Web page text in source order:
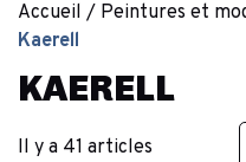
Accueil Peintures et
Kaerell
KAERELL
Il y a 41 articles